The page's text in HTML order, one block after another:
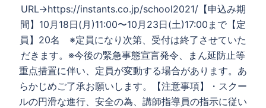
URL→https://instants.co.jp/school2021/【申込み期
間】10月18日(月)11:00〜10月23日(土)17:00まで【定
員】20名 ※定員になり次第、受付は終了させていた
だきます。※今後の緊急事態宣言発令、まん延防止等
重点措置に伴い、定員が変動する場合があります。あ
らかじめご了承お願いします。【注意事項】・スクー
ルの円滑な進行、安全の為、講師指導員の指示に従い